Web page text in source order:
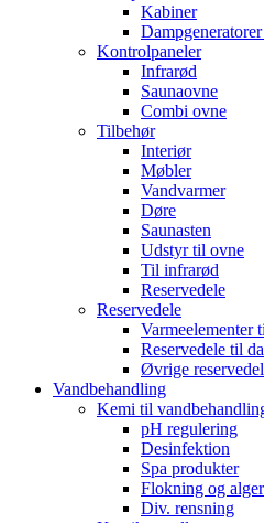
Kabiner
Kontrolpaneler
Infrarød
Saunaovne
Combi ovne
Tilbehør
Interiør
Møbler
Vandvarmer
Døre
Saunasten
Udstyr til ovne
Til infrarød
Reservedele
Reservedele
Varmeelementer
Reservedele til
Øvrige
Vandbehandling
Kemi til
pH regulering
Desinfektion
Spa produkter
Flokning og alger
Div. rensning